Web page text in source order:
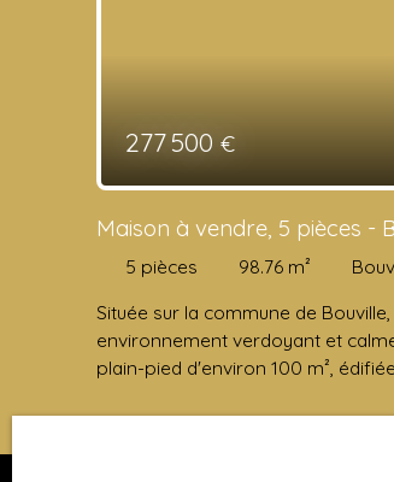
277 500 €
Maison à vendre, 5 pièces -
91880
5 pièces 98.76 m²
Située sur la commune de
environnement verdoyant et
plain-pied d'environ 100 m²,
compose d'une entrée, un séjour